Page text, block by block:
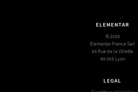
ELEMENTAR
© 2026
Elementar France Sarl
93 Rue de la Villette
69 003 Lyon
LEGAL